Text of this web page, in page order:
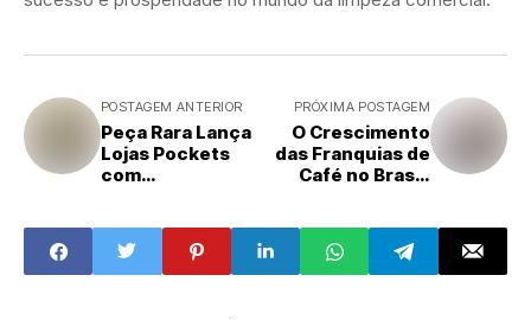
POSTAGEM ANTERIOR
Peça Rara Lança
Lojas Pockets
com
Pequenas e
Médias Cidades
PRÓXIMA POSTAGEM
O Crescimento
das Franquias de
Café no Brasil: